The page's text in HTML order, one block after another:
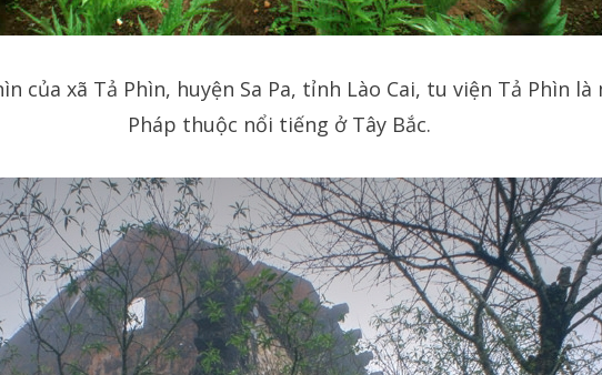
của xã Tả Phìn, huyện Sa Pa, tỉnh Lào Cai, tu viện Tả Phìn
Pháp thuộc nổi tiếng ở Tây Bắc.